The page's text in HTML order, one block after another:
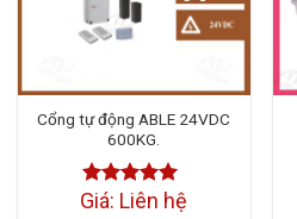
Cổng tự động ABLE 24VDC
600KG.
Được xếp
Giá: Liên hệ